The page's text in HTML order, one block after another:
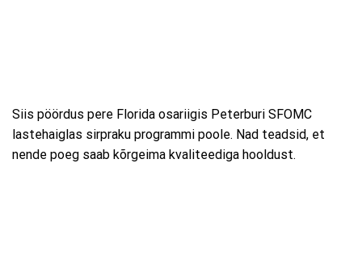
Siis pöördus pere Florida osariigis Peterburi SFOMC
lastehaiglas sirpraku programmi poole. Nad teadsid, et
nende poeg saab kõrgeima kvaliteediga hooldust.